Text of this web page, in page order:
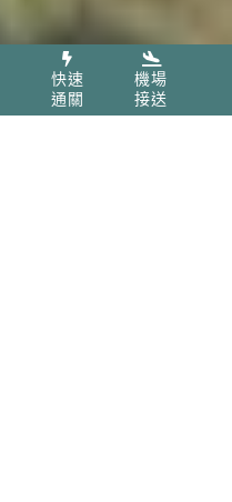
快速
通關
機場
接送